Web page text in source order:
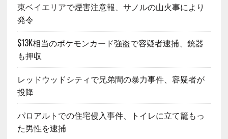
東ベイエリアで煙害注意報、サノルの山火事により
発令
$13K相当のポケモンカード強盗で容疑者逮捕、銃器
も押収
レッドウッドシティで兄弟間の暴力事件、容疑者が
投降
パロアルトでの住宅侵入事件、トイレに立て籠もっ
た男性を逮捕